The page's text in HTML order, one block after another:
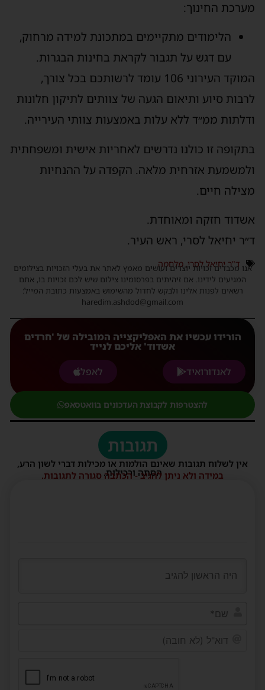
מערכת החינוך:
הלימודים מתקיימים במתכונת למידה מרחוק,
עם דגש על תגבור לקראת בחינות הבגרות.
המוקד העירוני 106 עומד לרשותכם בכל צורך,
לרבות סיוע ותיאום הגעה של צוותים לתיקון חלונות
ודלתות ממ״ד ללא עלות באמצעות צוותי העירייה.
בתקופה זו כולנו נדרשים לאחריות אישית ומשפחתית
ולמשמעת אזרחית מלאה. הקפדה על ההנחיות
מצילה חיים.
אשדוד חזקה ומאוחדת.
ד״ר יחיאל לסרי, ראש העיר.
ד"ר יחיאל לסרי, מלחמה
אנו מכבדים זכויות יוצרים ועושים מאמץ לאתר את בעלי הזכויות בצילומים
המגיעים לידינו. אם זיהיתים בפרסומינו צילום שיש לכם זכויות בו, אתם
רשאים לפנות אלינו ולבקש לחדול מהשימוש באמצעות כתובת המייל:
haredim.ashdod@gmail.com
הורידו עכשיו את האפליקצייה המובילה של 'חרדים
אשדוד' אליכם לנייד
לאנדורואיד
לאפל
להצטרפות לקבוצת העדכונים בוואטסאפ
תגובות
אין לשלוח תגובות שאינם הולמות או מכילות דברי לשון הרע,
הסתה ורכילות.
במידה ולא ניתן להגיב - הכתבה סגורה לתגובות.